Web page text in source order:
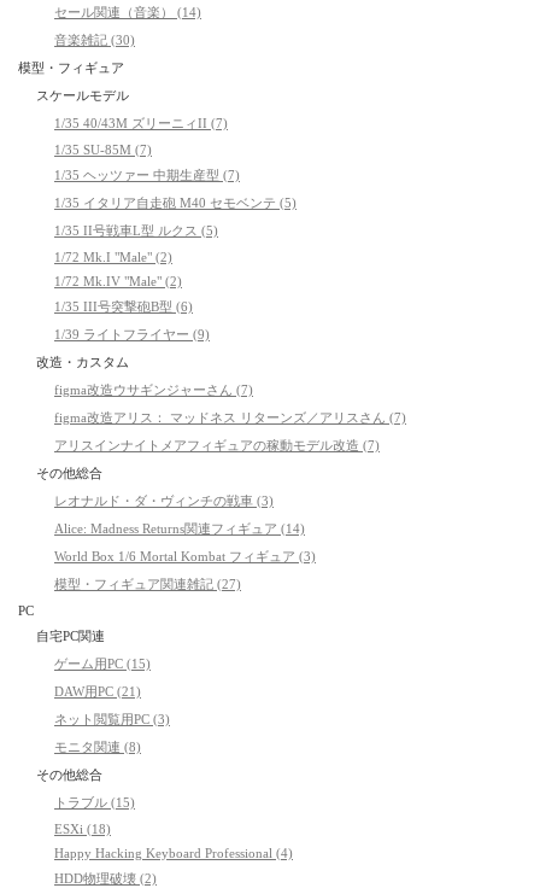
セール関連（音楽） (14)
音楽雑記 (30)
模型・フィギュア
スケールモデル
1/35 40/43M ズリーニィII (7)
1/35 SU-85M (7)
1/35 ヘッツァー 中期生産型 (7)
1/35 イタリア自走砲 M40 セモベンテ (5)
1/35 II号戦車L型 ルクス (5)
1/72 Mk.I "Male" (2)
1/72 Mk.IV "Male" (2)
1/35 III号突撃砲B型 (6)
1/39 ライトフライヤー (9)
改造・カスタム
figma改造ウサギンジャーさん (7)
figma改造アリス： マッドネス リターンズ／アリスさん (7)
アリスインナイトメアフィギュアの稼動モデル改造 (7)
その他総合
レオナルド・ダ・ヴィンチの戦車 (3)
Alice: Madness Returns関連フィギュア (14)
World Box 1/6 Mortal Kombat フィギュア (3)
模型・フィギュア関連雑記 (27)
PC
自宅PC関連
ゲーム用PC (15)
DAW用PC (21)
ネット閲覧用PC (3)
モニタ関連 (8)
その他総合
トラブル (15)
ESXi (18)
Happy Hacking Keyboard Professional (4)
HDD物理破壊 (2)